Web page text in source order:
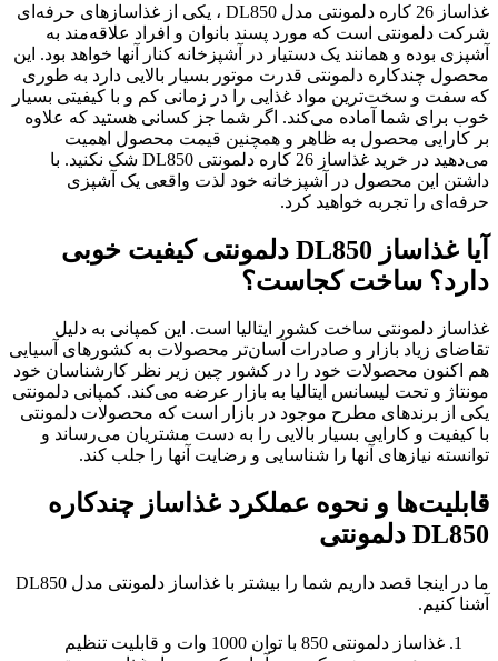
غذاساز 26 کاره دلمونتی مدل DL850 ، یکی از غذاسازهای حرفه‌ای
شرکت دلمونتی است که مورد پسند بانوان و افراد علاقه‌مند به
آشپزی بوده و همانند یک دستیار در آشپزخانه کنار آنها خواهد بود. این
محصول چندکاره دلمونتی قدرت موتور بسیار بالایی دارد به طوری
که سفت و سخت‌ترین مواد غذایی را در زمانی کم و با کیفیتی بسیار
خوب برای شما آماده می‌کند. اگر شما جز کسانی هستید که علاوه
بر کارایی محصول به ظاهر و همچنین قیمت محصول اهمیت
می‌دهید در خرید غذاساز 26 کاره دلمونتی DL850 شک نکنید. با
داشتن این محصول در آشپزخانه خود لذت واقعی یک آشپزی
حرفه‌ای را تجربه خواهید کرد.
آیا غذاساز DL850 دلمونتی کیفیت خوبی
دارد؟ ساخت کجاست؟
غذاساز دلمونتی ساخت کشور ایتالیا است. این کمپانی به دلیل
تقاضای زیاد بازار و صادرات آسان‌تر محصولات به کشورهای آسیایی
هم اکنون محصولات خود را در کشور چین زیر نظر کارشناسان خود
مونتاژ و تحت لیسانس ایتالیا به بازار عرضه می‌کند. کمپانی دلمونتی
یکی از برندهای مطرح موجود در بازار است که محصولات دلمونتی
با کیفیت و کارایی بسیار بالایی را به دست مشتریان می‌رساند و
توانسته نیازهای آنها را شناسایی و رضایت آنها را جلب کند.
قابلیت‌ها و نحوه عملکرد غذاساز چندکاره
DL850 دلمونتی
ما در اینجا قصد داریم شما را بیشتر با غذاساز دلمونتی مدل DL850
آشنا کنیم.
غذاساز دلمونتی 850 با توان 1000 وات و قابلیت تنظیم